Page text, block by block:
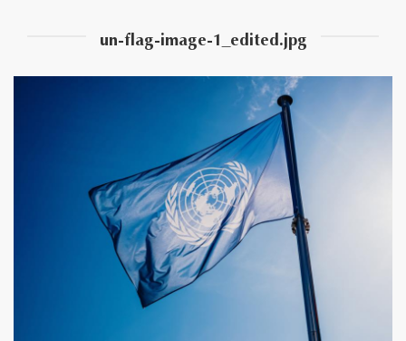
un-flag-image-1_edited.jpg